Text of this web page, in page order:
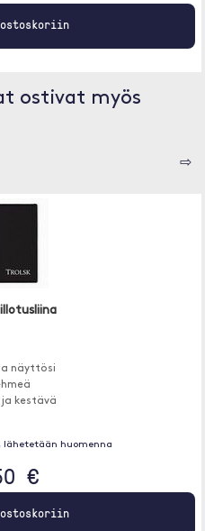
ostivat myös
⇨
näyttösi
ja kestävä
lähetetään huomenna
€